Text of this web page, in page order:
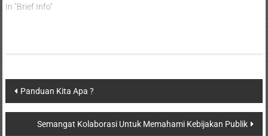
In "Brief Info"
Panduan Kita Apa ?
Semangat Kolaborasi Untuk Memahami Kebijakan Publik